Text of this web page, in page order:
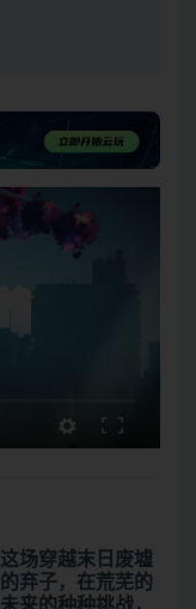
场穿越末日废墟
弃子，在荒芜的